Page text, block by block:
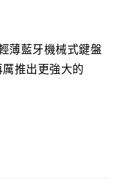
薄藍牙機械式鍵盤
推出更強大的